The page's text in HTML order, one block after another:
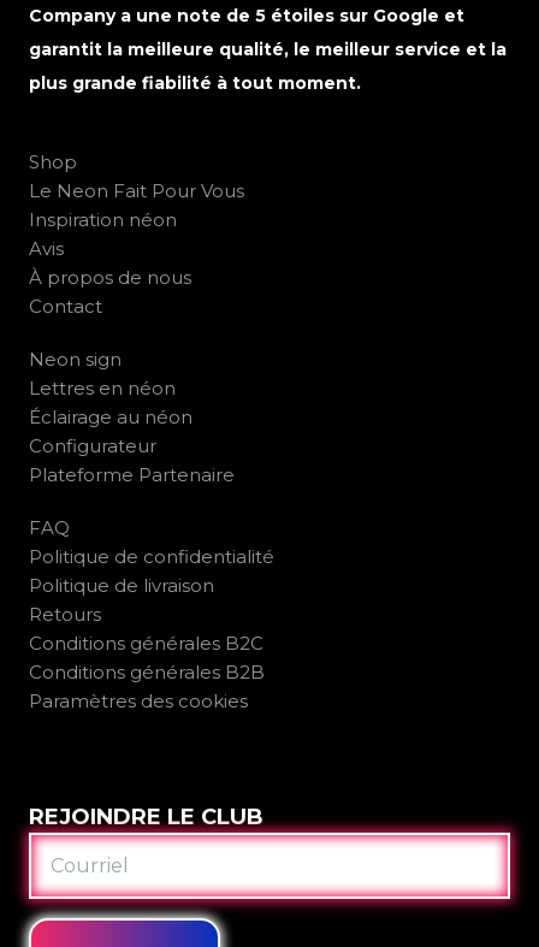
Company a une note de 5 étoiles sur Google et
garantit la meilleure qualité, le meilleur service et la
plus grande fiabilité à tout moment.
Shop
Le Neon Fait Pour Vous
Inspiration néon
Avis
À propos de nous
Contact
Neon sign
Lettres en néon
Éclairage au néon
Configurateur
Plateforme Partenaire
FAQ
Politique de confidentialité
Politique de livraison
Retours
Conditions générales B2C
Conditions générales B2B
Paramètres des cookies
REJOINDRE LE CLUB
COURRIEL